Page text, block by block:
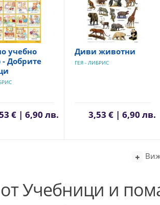
учебно
- Добрите
€ | 6,90 лв.
Диви животни
ГЕЯ - ЛИБРИС
3,53 € | 6,90 лв.
Учебници и